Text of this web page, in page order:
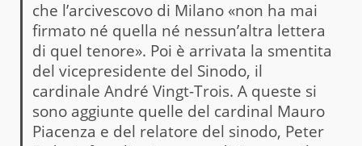
che l’arcivescovo di Milano «non ha mai
firmato né quella né nessun’altra lettera
di quel tenore». Poi è arrivata la smentita
del vicepresidente del Sinodo, il
cardinale André Vingt-Trois. A queste si
sono aggiunte quelle del cardinal Mauro
Piacenza e del relatore del sinodo, Peter